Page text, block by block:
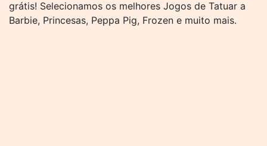
grátis! Selecionamos os melhores Jogos de Tatuar a
Barbie, Princesas, Peppa Pig, Frozen e muito mais.